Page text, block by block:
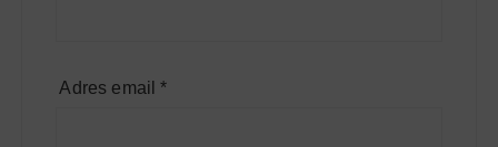
Adres email*